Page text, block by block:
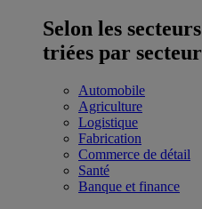
Selon les secteurs
triées par secteur
Automobile
Agriculture
Logistique
Fabrication
Commerce de détail
Santé
Banque et finance